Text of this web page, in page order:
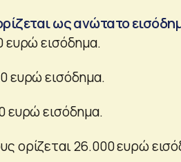
ως ανώτατο
ευρώ εισόδημα.
ευρώ εισόδημα.
ευρώ εισόδημα.
ορίζεται 26.000 ευρώ